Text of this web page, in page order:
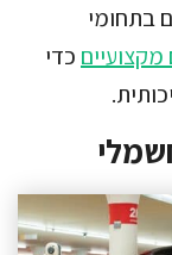
בתחומי
מקצועיים כדי